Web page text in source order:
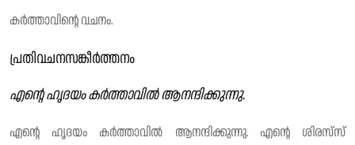
കർത്താവിന്റെ വചനം.
പ്രതിവചനസങ്കീർത്തനം
എൻ്റെ ഹൃദയം കർത്താവിൽ ആനന്ദിക്കുന്നു.
എന്റെ ഹൃദയം കർത്താവിൽ ആനന്ദിക്കുന്നു. എന്റെ ശിരസ്‌സ്